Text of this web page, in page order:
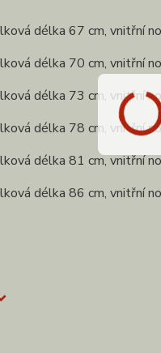
délka 67 cm, vnitřní
délka 70 cm, vnitřní
délka 73 cm, vnitřní
délka 78 cm, vnitřní
délka 81 cm, vnitřní
délka 86 cm, vnitřní